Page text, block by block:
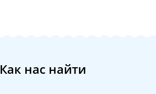
Как нас найти